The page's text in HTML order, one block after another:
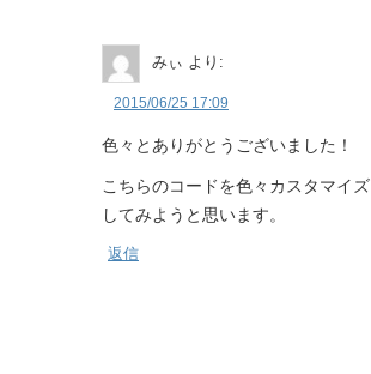
みぃ より:
2015/06/25 17:09
色々とありがとうございました！
こちらのコードを色々カスタマイズ
してみようと思います。
返信